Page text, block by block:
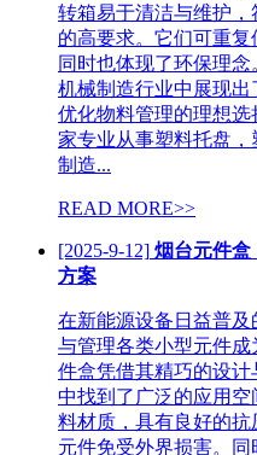
转箱易于清洁与维护
的高要求。它们可重复
同时也体现了环保理
机械制造行业中展现出
优化物料管理的理想
家专业从事塑料托盘，
制造...
READ MORE>>
[2025-9-12] 烟台元件盒
方案
在新能源设备日益普
与管理各类小型元件
件盒凭借其精巧的设
中找到了广泛的应用
料材质，具有良好的
元件免受外界损害。